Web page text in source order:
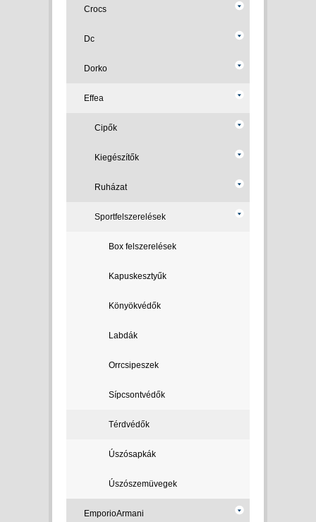
Crocs
Dc
Dorko
Effea
Cipők
Kiegészítők
Ruházat
Sportfelszerelések
Box felszerelések
Kapuskesztyűk
Könyökvédők
Labdák
Orrcsipeszek
Sípcsontvédők
Térdvédők
Úszósapkák
Úszószemüvegek
EmporioArmani